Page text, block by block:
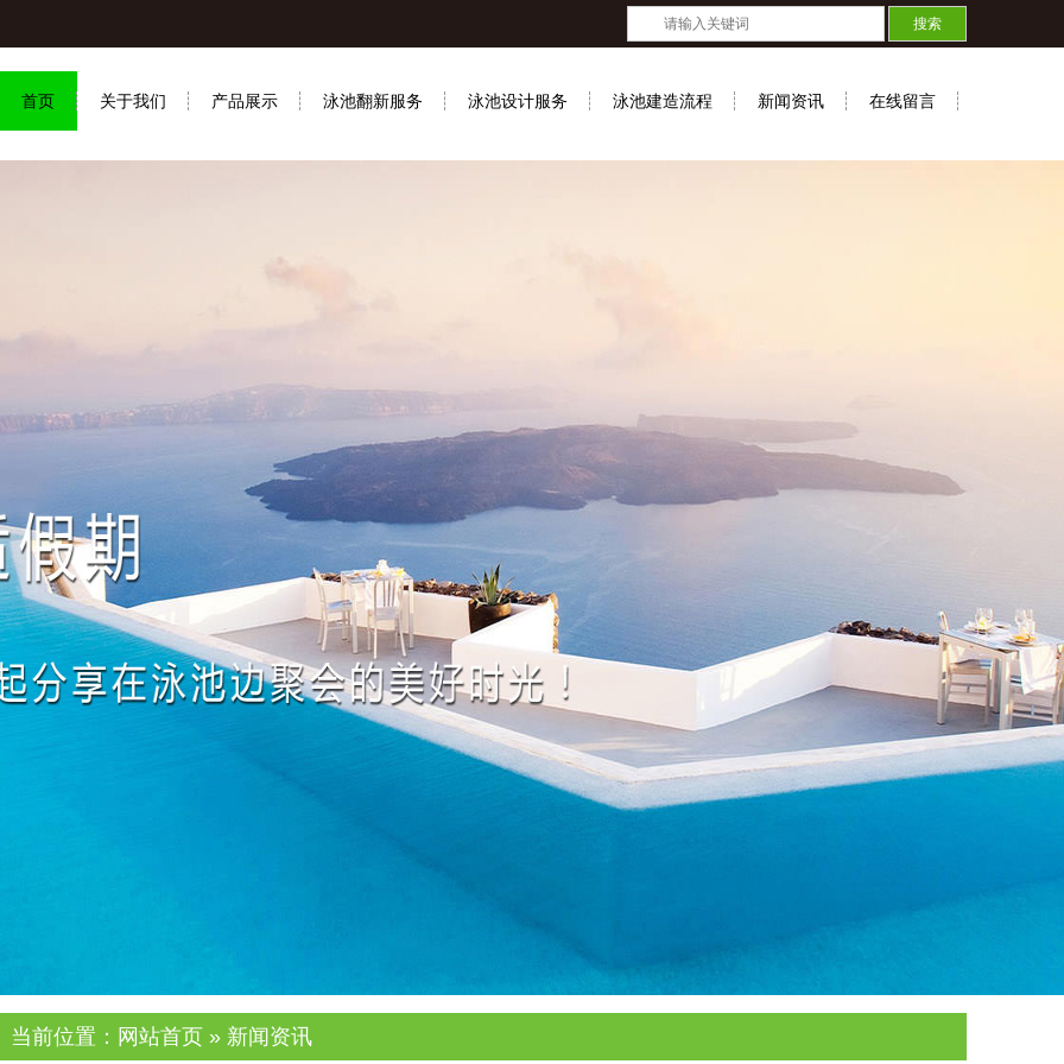
首页 关于我们 产品展示 泳池翻新服务 泳池设计服务 泳池建造流程 新闻资讯 在线留言
联系我们
当前位置： 网站首页 » 新闻资讯